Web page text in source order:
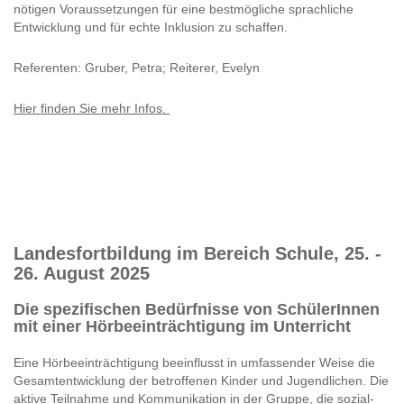
nötigen Voraussetzungen für eine bestmögliche sprachliche
Entwicklung und für echte Inklusion zu schaffen.
Referenten: Gruber, Petra; Reiterer, Evelyn
Hier finden Sie mehr Infos.
Landesfortbildung im Bereich Schule, 25. -
26. August 2025
Die spezifischen Bedürfnisse von SchülerInnen
mit einer Hörbeeinträchtigung im Unterricht
Eine Hörbeeinträchtigung beeinflusst in umfassender Weise die
Gesamtentwicklung der betroffenen Kinder und Jugendlichen. Die
aktive Teilnahme und Kommunikation in der Gruppe, die sozial-